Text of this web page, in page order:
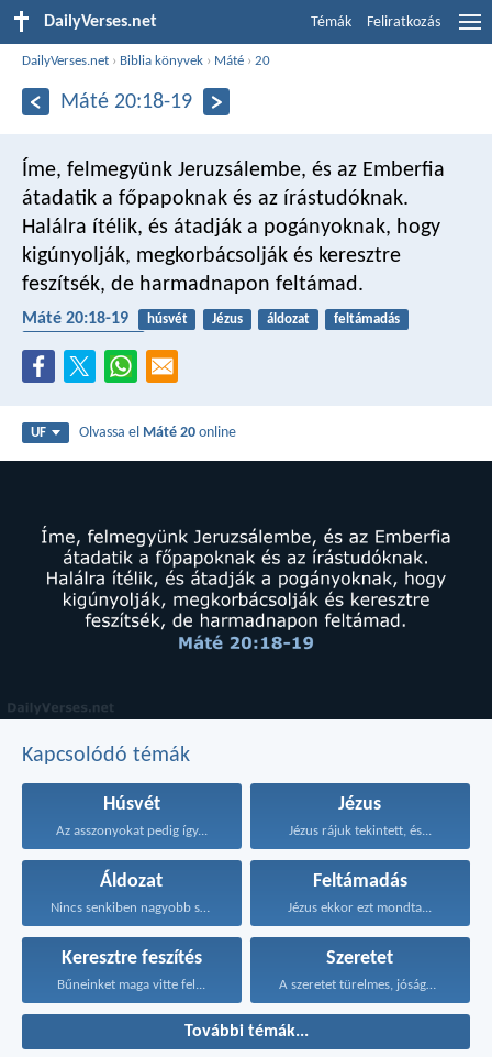
DailyVerses.net Témák Feliratkozás
DailyVerses.net › Biblia könyvek › Máté ›20
Máté 20:18-19
Íme, felmegyünk Jeruzsálembe, és az Emberfia
átadatik a főpapoknak és az írástudóknak.
Halálra ítélik, és átadják a pogányoknak, hogy
kigúnyolják, megkorbácsolják és keresztre
feszítsék, de harmadnapon feltámad.
Máté 20:18-19 húsvét Jézus áldozat
feltámadás
UF Olvassa el Máté 20 online
Kapcsolódó témák
Húsvét
Az asszonyokat pedig így...
Jézus
Jézus rájuk tekintett, és...
Áldozat
Nincs senkiben nagyobb szeretet...
Feltámadás
Jézus ekkor ezt mondta...
Keresztre feszítés
Bűneinket maga vitte fel...
Szeretet
A szeretet türelmes, jóságos...
További témák...